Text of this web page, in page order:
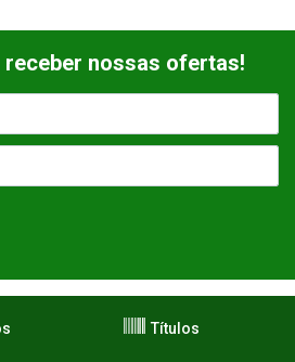
nossas ofertas!
Títulos